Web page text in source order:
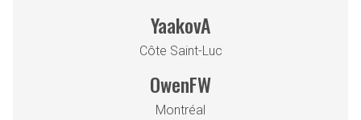
YaakovA
Côte Saint-Luc
OwenFW
Montréal